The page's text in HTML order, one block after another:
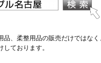
品、柔整用品の販売だけではな
ております。